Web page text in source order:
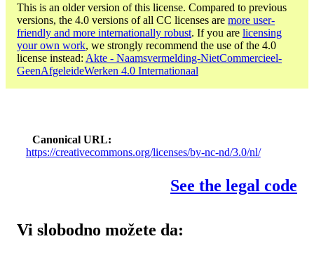
This is an older version of this license. Compared to previous
versions, the 4.0 versions of all CC licenses are more user-
friendly and more internationally robust. If you are licensing
your own work, we strongly recommend the use of the 4.0
license instead: Akte - Naamsvermelding-NietCommercieel-
GeenAfgeleideWerken 4.0 Internationaal
Canonical URL
https://creativecommons.org/licenses/by-nc-nd/3.0/nl/
See the legal code
Vi slobodno možete da: